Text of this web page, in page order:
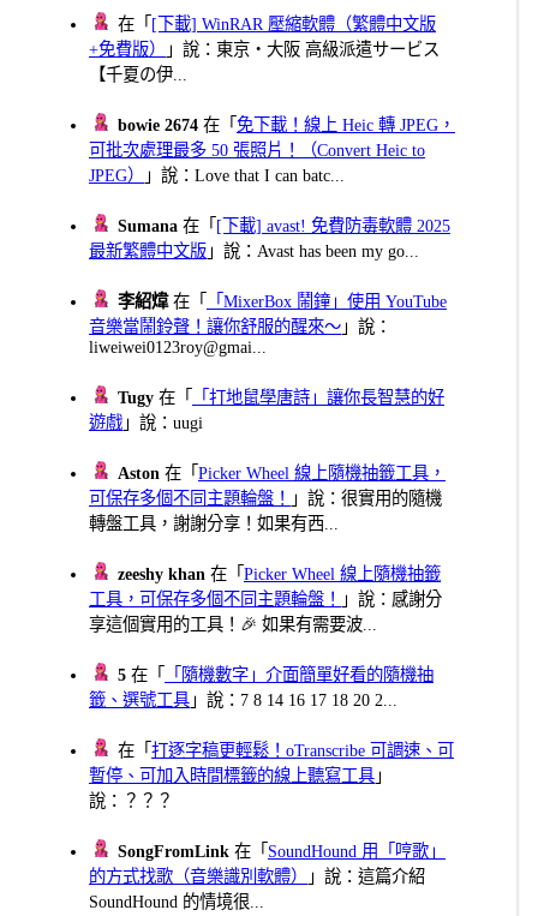
在「 [下載] WinRAR 壓縮軟體（繁體中文版
+免費版）
」說：東京・大阪 高級派遣サービス
【千夏の伊...
bowie 2674 在「免下載！線上 Heic 轉 JPEG，
可批次處理最多 50 張照片！（Convert Heic to
JPEG）
」說：Love that I can batc...
Sumana 在「 [下載] avast! 免費防毒軟體 2025
最新繁體中文版 」說：Avast has been my go...
李紹煒在「
「MixerBox 鬧鐘」使用 YouTube
音樂當鬧鈴聲！讓你舒服的醒來～ 」說：
liweiwei0123roy@gmai...
Tugy 在「
「打地鼠學唐詩」讓你長智慧的好
遊戲 」說：uugi
Aston 在「Picker Wheel 線上隨機抽籤工具，
可保存多個不同主題輪盤！
」說：很實用的隨機
轉盤工具，謝謝分享！如果有西...
zeeshy khan 在「Picker Wheel 線上隨機抽籤
工具，可保存多個不同主題輪盤！
」說：感謝分
享這個實用的工具！🎉 如果有需要波...
5 在「
「隨機數字」介面簡單好看的隨機抽
籤、選號工具 」說：7 8 14 16 17 18 20 2...
在「打逐字稿更輕鬆！oTranscribe 可調速、可
暫停、可加入時間標籤的線上聽寫工具 」
說：？？？
SongFromLink 在「 SoundHound 用「哼歌」
的方式找歌（音樂識別軟體）
」說：這篇介紹
SoundHound 的情境很...